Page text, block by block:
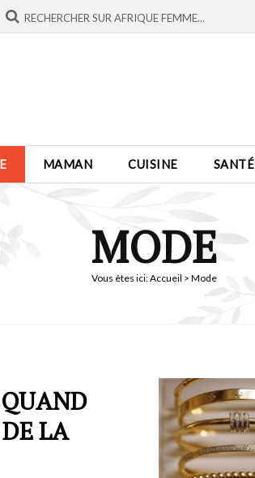
MAMAN CUISINE SANTÉ
MODE
Vous êtes ici:Accueil > Mode
LA